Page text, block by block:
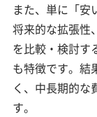
また、単に「安
将来的な拡張性
を比較・検討す
も特徴です。結
く、中長期的な
す。